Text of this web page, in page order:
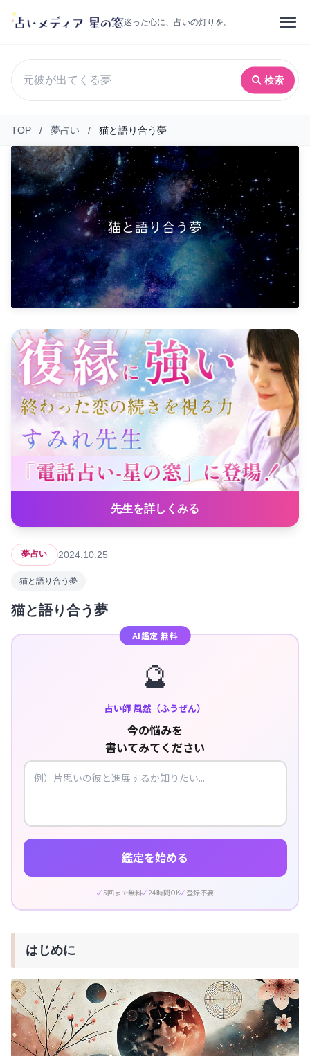
迷った心に、占いの灯りを。
検索
TOP / 夢占い / 猫と語り合う夢
先生を詳しくみる
夢占い 2024.10.25
猫と語り合う夢
猫と語り合う夢
AI鑑定 無料
🔮
占い師 風然（ふうぜん）
今の悩みを
書いてみてください
鑑定を始める
5回まで無料 24時間OK 登録不要
はじめに